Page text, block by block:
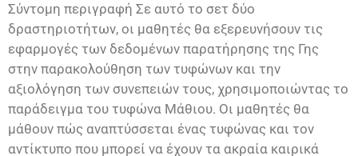
Σύντομη περιγραφή Σε αυτό το σετ δύο
δραστηριοτήτων, οι μαθητές θα εξερευνήσουν τις
εφαρμογές των δεδομένων παρατήρησης της Γης
στην παρακολούθηση των τυφώνων και την
αξιολόγηση των συνεπειών τους, χρησιμοποιώντας το
παράδειγμα του τυφώνα Μάθιου. Οι μαθητές θα
μάθουν πώς αναπτύσσεται ένας τυφώνας και τον
αντίκτυπο που μπορεί να έχουν τα ακραία καιρικά